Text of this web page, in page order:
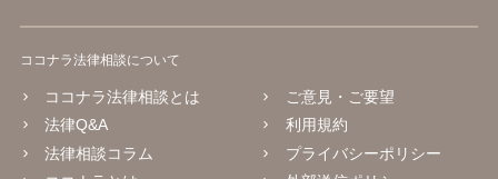
ココナラ法律相談について
ココナラ法律相談とは
法律Q&A
法律相談コラム
ご意見・ご要望
利用規約
プライバシーポリシー